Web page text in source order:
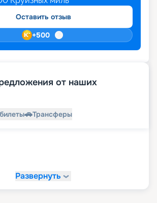
Оставить отзыв
+500
от наших
🚗Трансферы
Развернуть